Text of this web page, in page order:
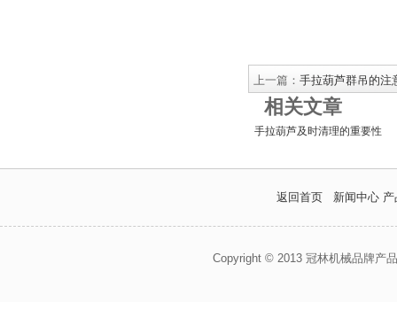
上一篇： 手拉葫芦群吊的注
相关文章
手拉葫芦及时清理的重要性
返回首页 新闻中心
Copyright © 2013 冠林机械品牌